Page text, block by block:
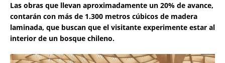
Las obras que llevan aproximadamente un 20% de avance,
contarán con más de 1.300 metros cúbicos de madera
laminada, que buscan que el visitante experimente estar al
interior de un bosque chileno.